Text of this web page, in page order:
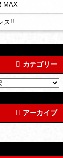
MAX
ス!!
カテゴリー
アーカイブ